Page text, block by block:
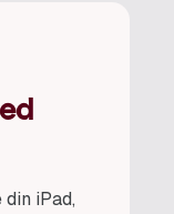
iPad,